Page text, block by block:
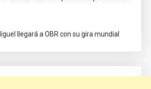
llegará a OBR con su gira mundial